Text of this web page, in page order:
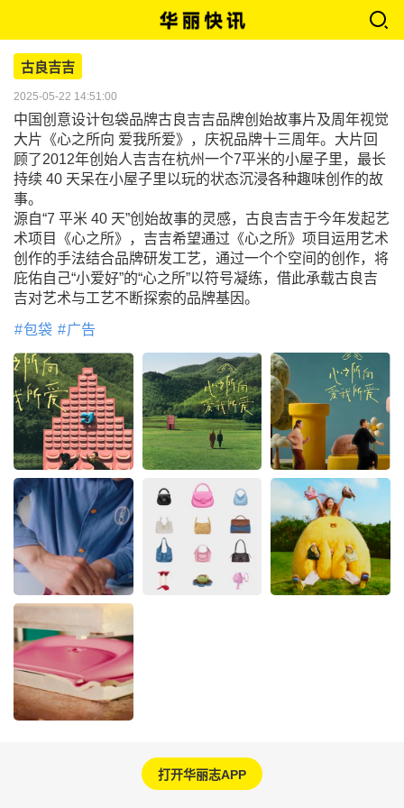
古良吉吉
2025-05-22 14:51:00
中国创意设计包袋品牌古良吉吉品牌创始故事片及周年视觉
大片《心之所向 爱我所爱》，庆祝品牌十三周年。大片回
顾了2012年创始人吉吉在杭州一个7平米的小屋子里，最长
持续 40 天呆在小屋子里以玩的状态沉浸各种趣味创作的故
事。
源自“7 平米 40 天”创始故事的灵感，古良吉吉于今年发起艺
术项目《心之所》，吉吉希望通过《心之所》项目运用艺术
创作的手法结合品牌研发工艺，通过一个个空间的创作，将
庇佑自己“小爱好”的“心之所”以符号凝练，借此承载古良吉
吉对艺术与工艺不断探索的品牌基因。
包袋 广告
打开华丽志APP